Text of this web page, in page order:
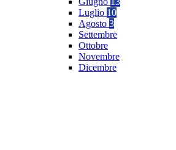
Luglio 10
Agosto 3
Settembre
Ottobre
Novembre
Dicembre